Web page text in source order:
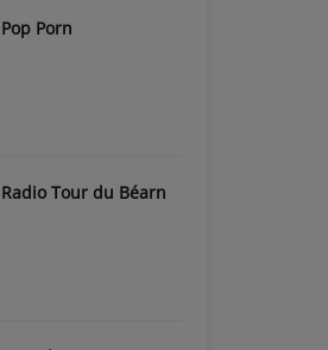
Pop Porn
Radio Tour du Béarn